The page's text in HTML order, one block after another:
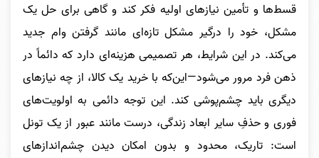
قسط‌ها و تأمین نیازهای اولیه فکر کند و گاهی برای حل یک
مشکل، خود را درگیر مشکل تازه‌ای مانند گرفتن وام جدید
می‌کند. در این شرایط، هر تصمیمی هزینه‌ای دارد که دائماً در
ذهن فرد مرور می‌شود—این‌که با خرید یک کالا، از چه نیازهای
دیگری باید چشم‌پوشی کند. این توجه دائمی به اولویت‌های
فوری و حذفِ سایر ابعاد زندگی، درست مانند عبور از یک تونل
است: تاریک، محدود و بدون امکان دیدن چشم‌اندازهای